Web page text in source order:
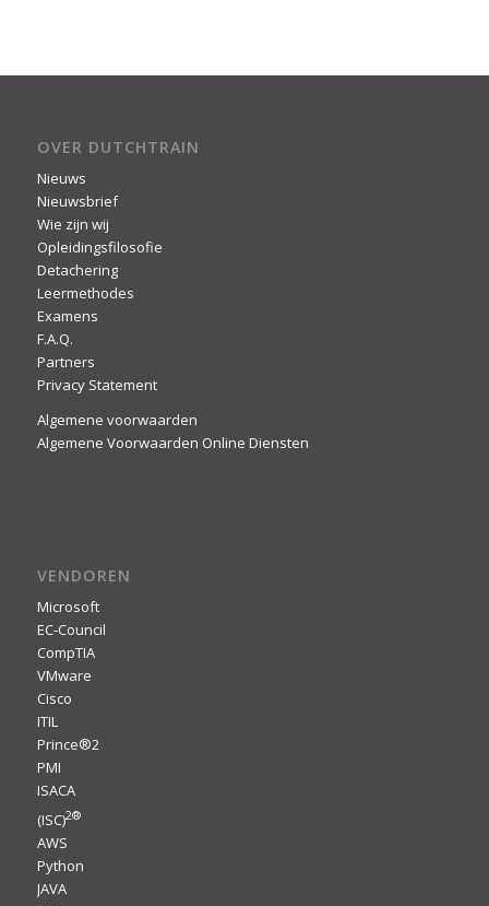
OVER DUTCHTRAIN
Nieuws
Nieuwsbrief
Wie zijn wij
Opleidingsfilosofie
Detachering
Leermethodes
Examens
F.A.Q.
Partners
Privacy Statement
Algemene voorwaarden
Algemene Voorwaarden Online Diensten
VENDOREN
Microsoft
EC-Council
CompTIA
VMware
Cisco
ITIL
Prince®2
PMI
ISACA
(ISC)2®
AWS
Python
JAVA